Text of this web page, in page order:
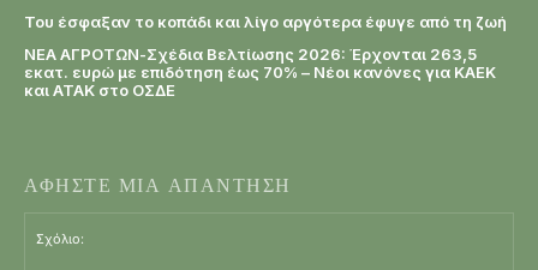
Του έσφαξαν το κοπάδι και λίγο αργότερα έφυγε από τη ζωή
ΝΕΑ ΑΓΡΟΤΩΝ-Σχέδια Βελτίωσης 2026: Έρχονται 263,5
εκατ. ευρώ με επιδότηση έως 70% – Νέοι κανόνες για ΚΑΕΚ
και ΑΤΑΚ στο ΟΣΔΕ
ΑΦΗΣΤΕ ΜΙΑ ΑΠΑΝΤΗΣΗ